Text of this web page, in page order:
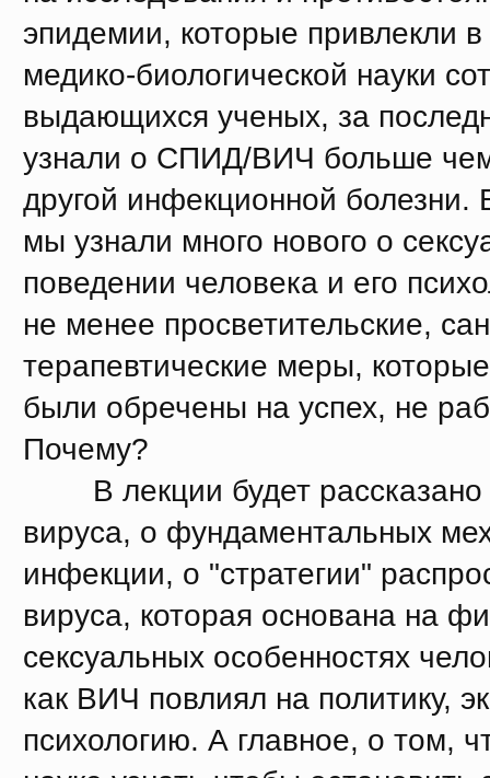
эпидемии, которые привлекли в
медико-биологической науки
выдающихся ученых, за
узнали о СПИД/ВИЧ больше
другой инфекционной болезни.
мы узнали много нового о
поведении человека и его
не менее просветительские,
терапевтические меры,
были обречены на успех, не
Почему?
В лекции будет рассказано
вируса, о фундаментальных
инфекции, о "стратегии"
вируса, которая основана на
сексуальных особенностях
как ВИЧ повлиял на политику,
психологию. А главное, о том,